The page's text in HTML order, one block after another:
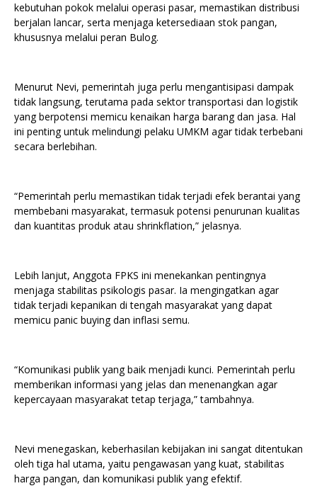
kebutuhan pokok melalui operasi pasar, memastikan distribusi
berjalan lancar, serta menjaga ketersediaan stok pangan,
khususnya melalui peran Bulog.
Menurut Nevi, pemerintah juga perlu mengantisipasi dampak
tidak langsung, terutama pada sektor transportasi dan logistik
yang berpotensi memicu kenaikan harga barang dan jasa. Hal
ini penting untuk melindungi pelaku UMKM agar tidak terbebani
secara berlebihan.
“Pemerintah perlu memastikan tidak terjadi efek berantai yang
membebani masyarakat, termasuk potensi penurunan kualitas
dan kuantitas produk atau shrinkflation,” jelasnya.
Lebih lanjut, Anggota FPKS ini menekankan pentingnya
menjaga stabilitas psikologis pasar. Ia mengingatkan agar
tidak terjadi kepanikan di tengah masyarakat yang dapat
memicu panic buying dan inflasi semu.
“Komunikasi publik yang baik menjadi kunci. Pemerintah perlu
memberikan informasi yang jelas dan menenangkan agar
kepercayaan masyarakat tetap terjaga,” tambahnya.
Nevi menegaskan, keberhasilan kebijakan ini sangat ditentukan
oleh tiga hal utama, yaitu pengawasan yang kuat, stabilitas
harga pangan, dan komunikasi publik yang efektif.